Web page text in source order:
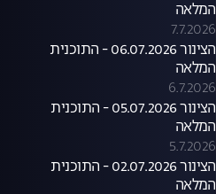
המלאה
7.7.2026
הצינור 06.07.2026 - התוכנית
המלאה
6.7.2026
הצינור 05.07.2026 - התוכנית
המלאה
5.7.2026
הצינור 02.07.2026 - התוכנית
המלאה